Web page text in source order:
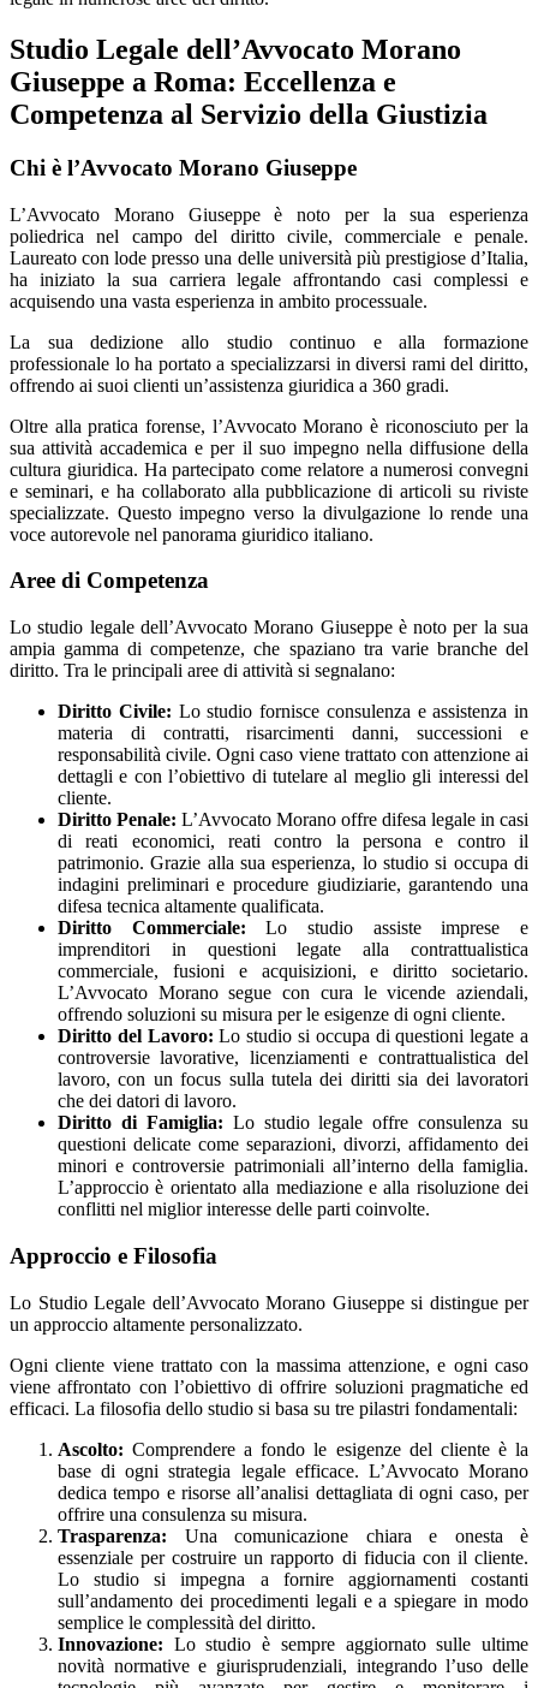
Studio Legale dell’Avvocato Morano
Giuseppe a Roma: Eccellenza e
Competenza al Servizio della Giustizia
Chi è l’Avvocato Morano Giuseppe
L’Avvocato Morano Giuseppe è noto per la sua esperienza
poliedrica nel campo del diritto civile, commerciale e penale.
Laureato con lode presso una delle università più prestigiose d’Italia,
ha iniziato la sua carriera legale affrontando casi complessi e
acquisendo una vasta esperienza in ambito processuale.
La sua dedizione allo studio continuo e alla formazione
professionale lo ha portato a specializzarsi in diversi rami del diritto,
offrendo ai suoi clienti un’assistenza giuridica a 360 gradi.
Oltre alla pratica forense, l’Avvocato Morano è riconosciuto per la
sua attività accademica e per il suo impegno nella diffusione della
cultura giuridica. Ha partecipato come relatore a numerosi convegni
e seminari, e ha collaborato alla pubblicazione di articoli su riviste
specializzate. Questo impegno verso la divulgazione lo rende una
voce autorevole nel panorama giuridico italiano.
Aree di Competenza
Lo studio legale dell’Avvocato Morano Giuseppe è noto per la sua
ampia gamma di competenze, che spaziano tra varie branche del
diritto. Tra le principali aree di attività si segnalano:
Diritto Civile: Lo studio fornisce consulenza e assistenza in
materia di contratti, risarcimenti danni, successioni e
responsabilità civile. Ogni caso viene trattato con attenzione ai
dettagli e con l’obiettivo di tutelare al meglio gli interessi del
cliente.
Diritto Penale: L’Avvocato Morano offre difesa legale in casi
di reati economici, reati contro la persona e contro il
patrimonio. Grazie alla sua esperienza, lo studio si occupa di
indagini preliminari e procedure giudiziarie, garantendo una
difesa tecnica altamente qualificata.
Diritto Commerciale: Lo studio assiste imprese e
imprenditori in questioni legate alla contrattualistica
commerciale, fusioni e acquisizioni, e diritto societario.
L’Avvocato Morano segue con cura le vicende aziendali,
offrendo soluzioni su misura per le esigenze di ogni cliente.
Diritto del Lavoro: Lo studio si occupa di questioni legate a
controversie lavorative, licenziamenti e contrattualistica del
lavoro, con un focus sulla tutela dei diritti sia dei lavoratori
che dei datori di lavoro.
Diritto di Famiglia: Lo studio legale offre consulenza su
questioni delicate come separazioni, divorzi, affidamento dei
minori e controversie patrimoniali all’interno della famiglia.
L’approccio è orientato alla mediazione e alla risoluzione dei
conflitti nel miglior interesse delle parti coinvolte.
Approccio e Filosofia
Lo Studio Legale dell’Avvocato Morano Giuseppe si distingue per
un approccio altamente personalizzato.
Ogni cliente viene trattato con la massima attenzione, e ogni caso
viene affrontato con l’obiettivo di offrire soluzioni pragmatiche ed
efficaci. La filosofia dello studio si basa su tre pilastri fondamentali:
Ascolto: Comprendere a fondo le esigenze del cliente è la
base di ogni strategia legale efficace. L’Avvocato Morano
dedica tempo e risorse all’analisi dettagliata di ogni caso, per
offrire una consulenza su misura.
Trasparenza: Una comunicazione chiara e onesta è
essenziale per costruire un rapporto di fiducia con il cliente.
Lo studio si impegna a fornire aggiornamenti costanti
sull’andamento dei procedimenti legali e a spiegare in modo
semplice le complessità del diritto.
Innovazione: Lo studio è sempre aggiornato sulle ultime
novità normative e giurisprudenziali, integrando l’uso delle